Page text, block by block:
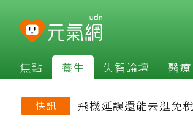
焦點 養生 失智論壇 醫療
快訊 飛機延誤還能去逛免